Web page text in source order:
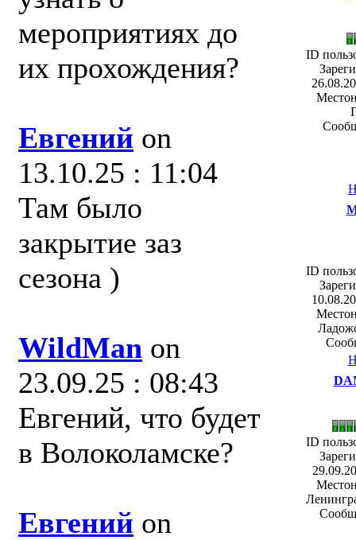
мероприятиях до
их прохождения?
Евгений on
13.10.25 : 11:04
Там было
закрытие заз
сезона )
WildMan on
23.09.25 : 08:43
Евгений, что будет
в Волоколамске?
Евгений on
ID
ID
ID